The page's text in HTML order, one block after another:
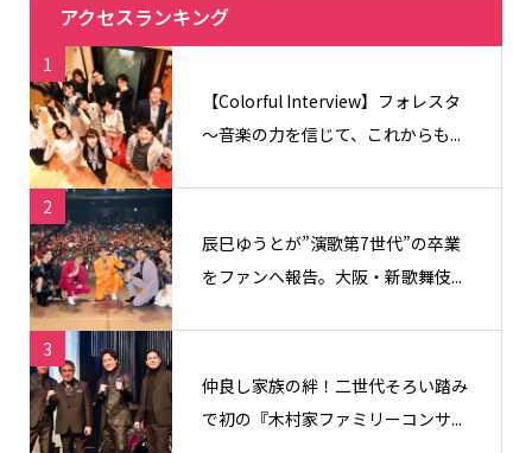
アクセスランキング
1
【Colorful Interview】フォレスタ
〜音楽の力を信じて、これからも...
2
辰巳ゆうとが”演歌第7世代”の卒業
をファンへ報告。大阪・新歌舞伎...
3
仲良し家族の絆！二世代そろい踏み
で初の『木村家ファミリーコンサ...